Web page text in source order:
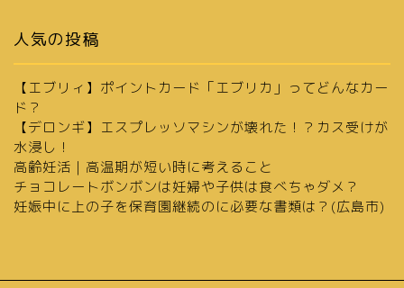
人気の投稿
【エブリィ】ポイントカード「エブリカ」ってどんなカー
ド？
【デロンギ】エスプレッソマシンが壊れた！？カス受けが
水浸し！
高齢妊活｜高温期が短い時に考えること
チョコレートボンボンは妊婦や子供は食べちゃダメ？
妊娠中に上の子を保育園継続のに必要な書類は？(広島市)